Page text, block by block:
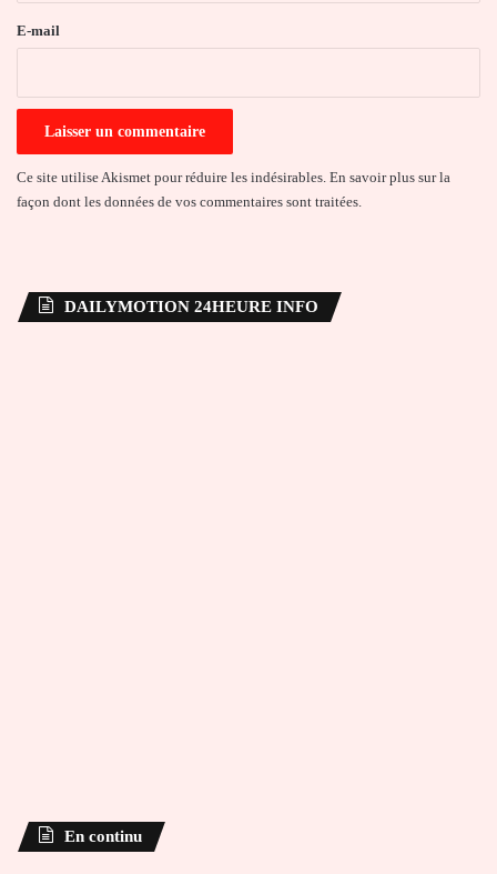
e
E-mail
Ce site utilise Akismet pour réduire les indésirables. En savoir plus sur la
façon dont les données de vos commentaires sont traitées
DAILYMOTION 24HEURE INFO
En continu